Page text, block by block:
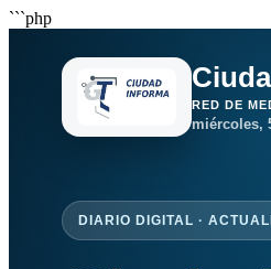
```php
RED DE
miércoles,
DIARIO DIGITAL ·